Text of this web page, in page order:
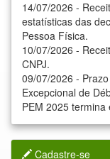
14/07/2026 -
estatísticas das
Pessoa Física.
10/07/2026 -
CNPJ.
09/07/2026 -
Excepcional de
PEM 2025
Cadastre-se